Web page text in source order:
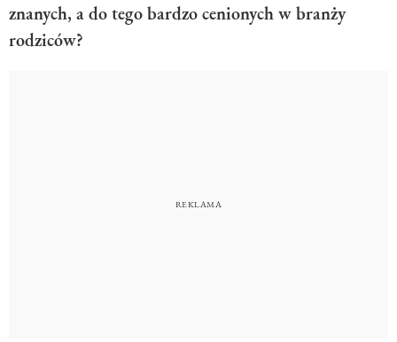
znanych, a do tego bardzo cenionych w branży
rodziców?